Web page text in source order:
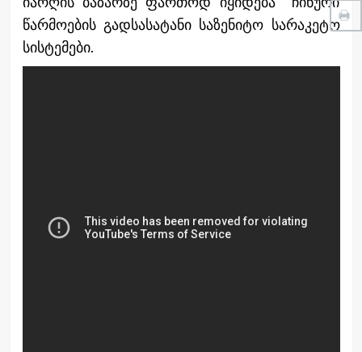
წარმოების გადსასატანი საზენიტო სარაკეტო
სისტემები.